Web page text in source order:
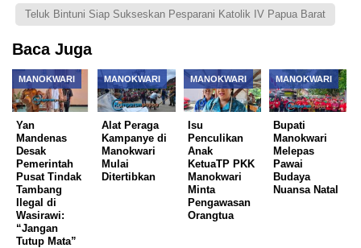
Teluk Bintuni Siap Sukseskan Pesparani Katolik IV Papua Barat
Baca Juga
MANOKWARI
Yan
Mandenas
Desak
Pemerintah
Pusat Tindak
Tambang
Ilegal di
Wasirawi:
“Jangan
Tutup Mata”
MANOKWARI
Alat Peraga
Kampanye di
Manokwari
Mulai
Ditertibkan
MANOKWARI
Isu
Penculikan
Anak
KetuaTP PKK
Manokwari
Minta
Pengawasan
Orangtua
MANOKWARI
Bupati
Manokwari
Melepas
Pawai
Budaya
Nuansa Natal